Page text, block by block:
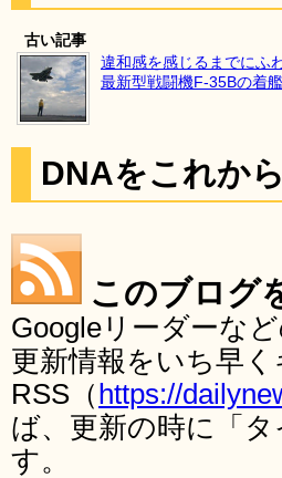
古い記事
違和感を感じるまでにふ
最新型戦闘機F-35Bの着
DNAをこれか
このブログ
Googleリーダーな
更新情報をいち早
RSS（ https://
ば、更新の時に「
す。